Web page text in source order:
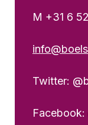
M +31 6
Twitter: